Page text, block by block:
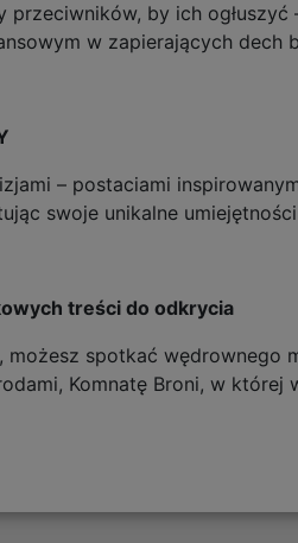
przeciwników, by ich
w zapierających
– postaciami
swoje unikalne
treści do odkrycia
możesz spotkać
Komnatę Broni, w